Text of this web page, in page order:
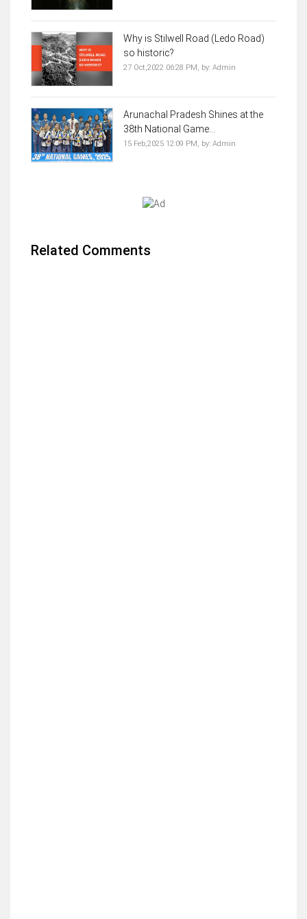
Why is Stilwell Road (Ledo Road)
so historic?
27 Oct,2022 06:28 PM, by: Admin
Arunachal Pradesh Shines at the
38th National Game...
15 Feb,2025 12:09 PM, by: Admin
Related Comments